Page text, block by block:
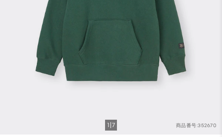
商品番号:352670
1 7